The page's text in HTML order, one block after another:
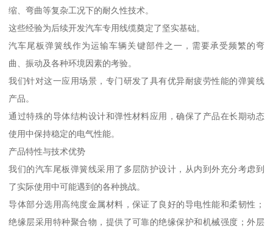
缩、弯曲等复杂工况下的耐久性技术。
这些经验为后续开发汽车专用线缆奠定了坚实基础。
汽车尾板弹簧线作为运输车辆关键部件之一，需要承受频繁的弯
曲、振动及各种环境因素的考验。
我们针对这一应用场景，专门研发了具有优异耐疲劳性能的弹簧线
产品。
通过特殊的导体结构设计和弹性材料应用，确保了产品在长期动态
使用中保持稳定的电气性能。
产品特性与技术优势
我们的汽车尾板弹簧线采用了多层防护设计，从内到外充分考虑到
了实际使用中可能遇到的各种挑战。
导体部分选用高纯度金属材料，保证了良好的导电性能和柔韧性；
绝缘层采用特种聚合物，提供了可靠的绝缘保护和机械强度；外层